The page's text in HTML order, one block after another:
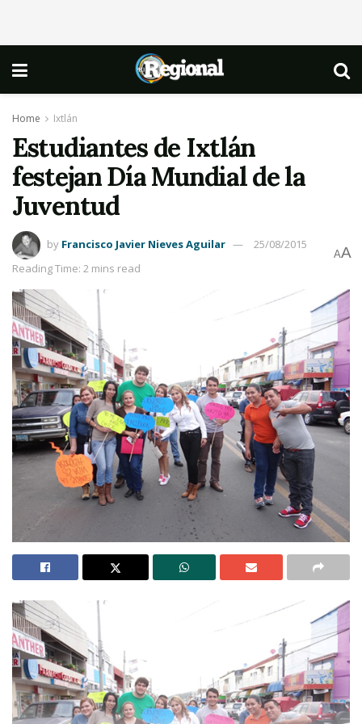
Home Ixtlán
Estudiantes de Ixtlán
festejan Día Mundial de la
Juventud
by Francisco Javier Nieves Aguilar
25/08/2015
Reading Time: 2 mins read
AA